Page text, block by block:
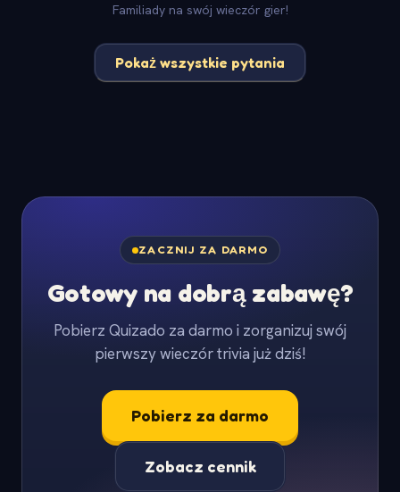
Familiady na swój wieczór gier!
Pokaż wszystkie pytania
ZACZNIJ ZA DARMO
Gotowy na dobrą zabawę?
Pobierz Quizado za darmo i zorganizuj swój
pierwszy wieczór trivia już dziś!
Pobierz za darmo
Zobacz cennik